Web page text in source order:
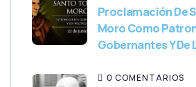
Proclamación De
Moro Como
Gobernantes Y
0 COMENTARIOS